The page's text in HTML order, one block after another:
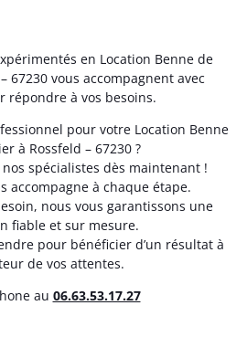
en Location Benne de
67230 vous accompagnent avec
répondre à vos besoins.
pour votre Location Benne
à Rossfeld – 67230 ?
nos spécialistes dès maintenant !
accompagne à chaque étape.
nous vous garantissons une
fiable et sur mesure.
pour bénéficier d’un résultat à
de vos attentes.
au 06.63.53.17.27